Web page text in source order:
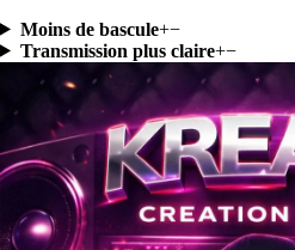
Moins de bascule+−
Transmission plus claire+−